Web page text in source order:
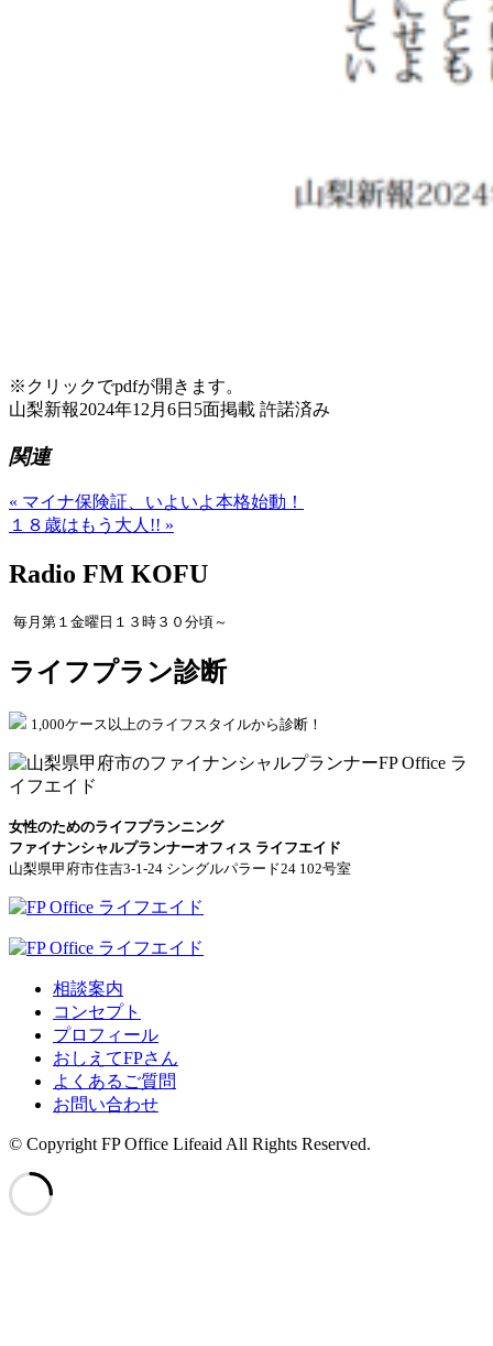
※クリックでpdfが開きます。
山梨新報2024年12月6日5面掲載 許諾済み
関連
« マイナ保険証、いよいよ本格始動！
１８歳はもう大人!! »
Radio FM KOFU
毎月第１金曜日１３時３０分頃～
ライフプラン診断
1,000ケース以上のライフスタイルから診断！
女性のためのライフプランニング
ファイナンシャルプランナーオフィス ライフエイド
山梨県甲府市住吉3-1-24 シングルパラード24 102号室
相談案内
コンセプト
プロフィール
おしえてFPさん
よくあるご質問
お問い合わせ
© Copyright FP Office Lifeaid All Rights Reserved.